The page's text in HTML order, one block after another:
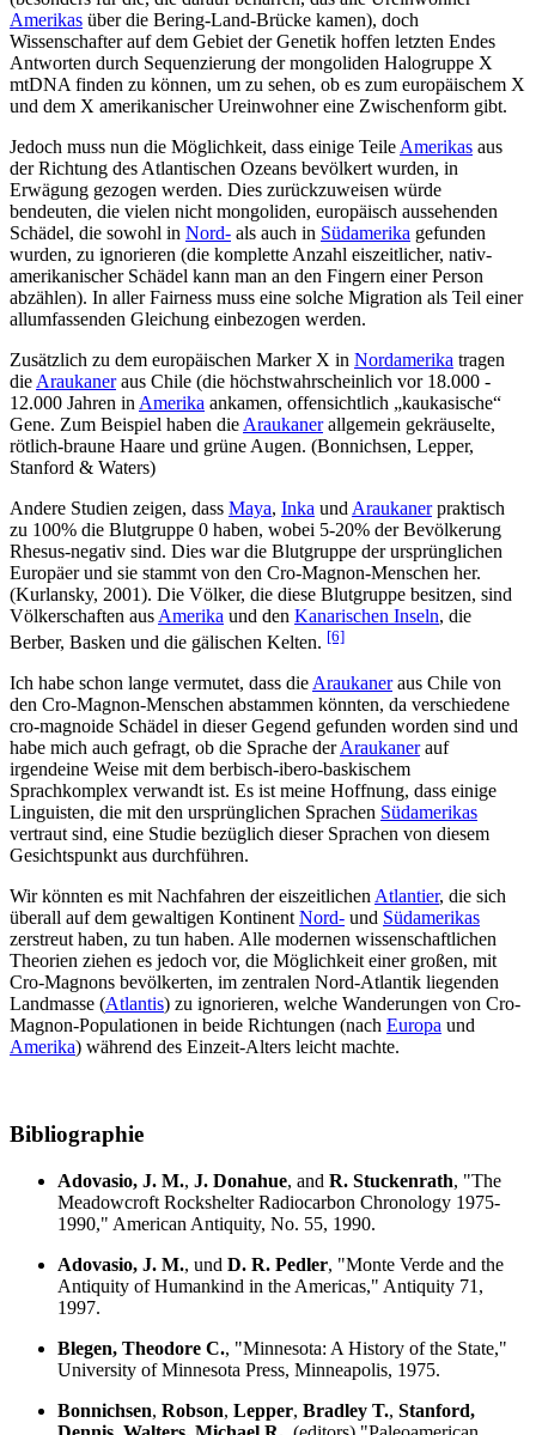
Amerikas über die Bering-Land-Brücke kamen), doch
Wissenschafter auf dem Gebiet der Genetik hoffen letzten Endes
Antworten durch Sequenzierung der mongoliden Halogruppe X
mtDNA finden zu können, um zu sehen, ob es zum europäischem X
und dem X amerikanischer Ureinwohner eine Zwischenform gibt.
Jedoch muss nun die Möglichkeit, dass einige Teile Amerikas aus
der Richtung des Atlantischen Ozeans bevölkert wurden, in
Erwägung gezogen werden. Dies zurückzuweisen würde
bendeuten, die vielen nicht mongoliden, europäisch aussehenden
Schädel, die sowohl in Nord- als auch in Südamerika gefunden
wurden, zu ignorieren (die komplette Anzahl eiszeitlicher, nativ-
amerikanischer Schädel kann man an den Fingern einer Person
abzählen). In aller Fairness muss eine solche Migration als Teil einer
allumfassenden Gleichung einbezogen werden.
Zusätzlich zu dem europäischen Marker X in Nordamerika tragen
die Araukaneraus Chile (die höchstwahrscheinlich vor 18.000 -
12.000 Jahren in Amerika ankamen, offensichtlich „kaukasische“
Gene. Zum Beispiel haben die Araukanerallgemein gekräuselte,
rötlich-braune Haare und grüne Augen. (Bonnichsen, Lepper,
Stanford & Waters)
Andere Studien zeigen, dass Maya, Inka und Araukanerpraktisch
zu 100% die Blutgruppe 0 haben, wobei 5-20% der Bevölkerung
Rhesus-negativ sind. Dies war die Blutgruppe der ursprünglichen
Europäer und sie stammt von den Cro-Magnon-Menschen her.
(Kurlansky, 2001). Die Völker, die diese Blutgruppe besitzen, sind
Völkerschaften aus Amerika und den Kanarischen Inseln, die
Berber, Basken und die gälischen Kelten. [6]
Ich habe schon lange vermutet, dass die Araukaneraus Chile von
den Cro-Magnon-Menschen abstammen könnten, da verschiedene
cro-magnoide Schädel in dieser Gegend gefunden worden sind und
habe mich auch gefragt, ob die Sprache derAraukanerauf
irgendeine Weise mit dem berbisch-ibero-baskischem
Sprachkomplex verwandt ist. Es ist meine Hoffnung, dass einige
Linguisten, die mit den ursprünglichen Sprachen Südamerikas
vertraut sind, eine Studie bezüglich dieser Sprachen von diesem
Gesichtspunkt aus durchführen.
Wir könnten es mit Nachfahren der eiszeitlichen Atlantier, die sich
überall auf dem gewaltigen Kontinent Nord- und Südamerikas
zerstreut haben, zu tun haben. Alle modernen wissenschaftlichen
Theorien ziehen es jedoch vor, die Möglichkeit einer großen, mit
Cro-Magnons bevölkerten, im zentralen Nord-Atlantik liegenden
Landmasse (Atlantis) zu ignorieren, welche Wanderungen von Cro-
Magnon-Populationen in beide Richtungen (nach Europa und
Amerika) während des Einzeit-Alters leicht machte.
Bibliographie
Adovasio, J. M., J. Donahue, and R. Stuckenrath, "The
Meadowcroft Rockshelter Radiocarbon Chronology 1975-
1990," American Antiquity, No. 55, 1990.
Adovasio, J. M., und D. R. Pedler, "Monte Verde and the
Antiquity of Humankind in the Americas," Antiquity 71,
1997.
Blegen, Theodore C., "Minnesota: A History of the State,"
University of Minnesota Press, Minneapolis, 1975.
Bonnichsen, Robson, Lepper, Bradley T., Stanford,